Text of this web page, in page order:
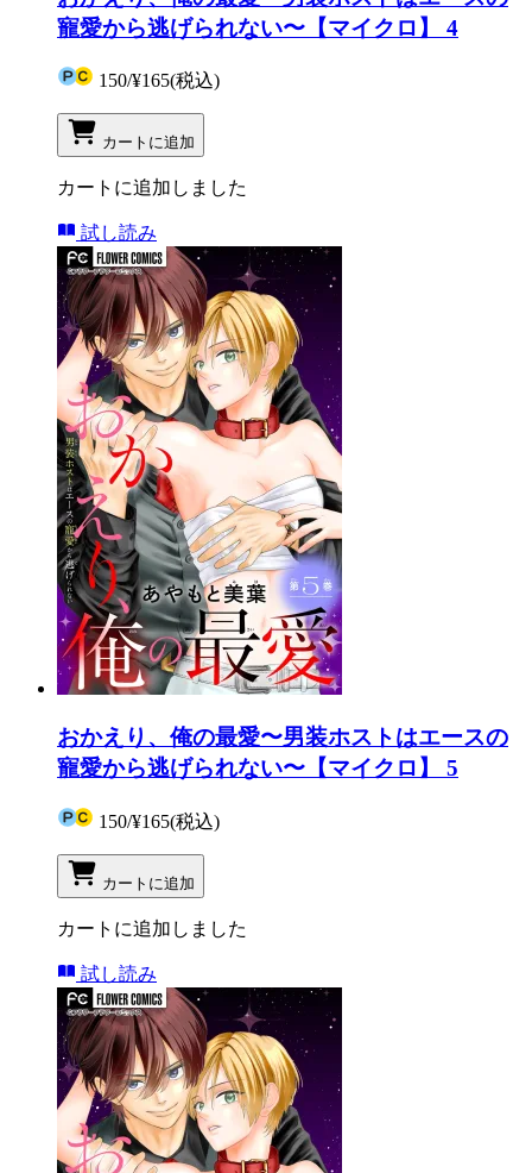
寵愛から逃げられない〜【マイクロ】 4
150/¥165(税込)
カートに追加
カートに追加しました
試し読み
おかえり、俺の最愛〜男装ホストはエースの
寵愛から逃げられない〜【マイクロ】 5
150/¥165(税込)
カートに追加
カートに追加しました
試し読み